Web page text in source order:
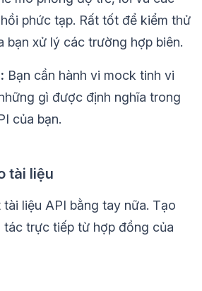
phức tạp. Rất tốt để kiểm thử
bạn xử lý các trường hợp biên.
Bạn cần hành vi mock tinh vi
gì được định nghĩa trong
của bạn.
tài liệu
liệu API bằng tay nữa. Tạo
tác trực tiếp từ hợp đồng của